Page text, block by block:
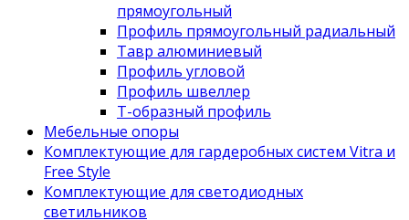
прямоугольный
Профиль прямоугольный радиальный
Тавр алюминиевый
Профиль угловой
Профиль швеллер
Т-образный профиль
Мебельные опоры
Комплектующие для гардеробных систем Vitra и
Free Style
Комплектующие для светодиодных
светильников